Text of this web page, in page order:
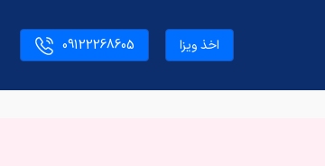
اخذ ویزا 09122268605